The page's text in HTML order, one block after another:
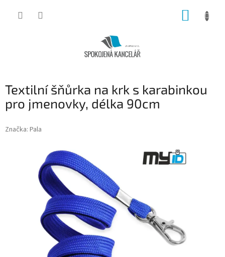
Textilní šňůrka na krk s karabinkou
pro jmenovky, délka 90cm
Značka: Pala